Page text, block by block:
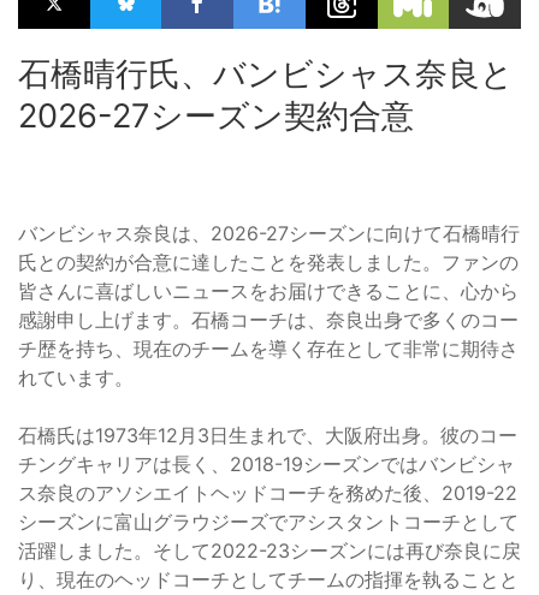
石橋晴行氏、バンビシャス奈良と
2026-27シーズン契約合意
バンビシャス奈良は、2026-27シーズンに向けて石橋晴行
氏との契約が合意に達したことを発表しました。ファンの
皆さんに喜ばしいニュースをお届けできることに、心から
感謝申し上げます。石橋コーチは、奈良出身で多くのコー
チ歴を持ち、現在のチームを導く存在として非常に期待さ
れています。
石橋氏は1973年12月3日生まれで、大阪府出身。彼のコー
チングキャリアは長く、2018-19シーズンではバンビシャ
ス奈良のアソシエイトヘッドコーチを務めた後、2019-22
シーズンに富山グラウジーズでアシスタントコーチとして
活躍しました。そして2022-23シーズンには再び奈良に戻
り、現在のヘッドコーチとしてチームの指揮を執ることと